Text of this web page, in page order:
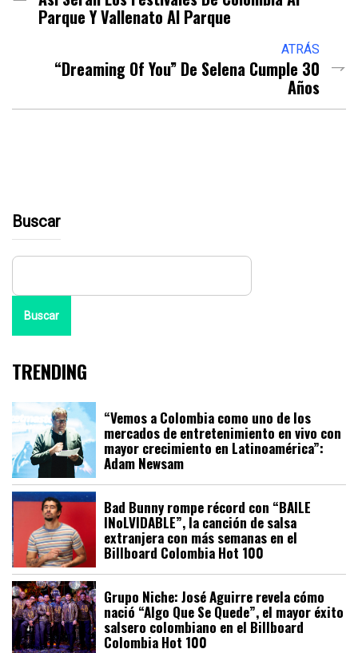
Parque Y Vallenato Al Parque
ATRÁS
“Dreaming Of You” De Selena Cumple 30
Años
Buscar
Buscar
TRENDING
“Vemos a Colombia como uno de los
mercados de entretenimiento en vivo con
mayor crecimiento en Latinoamérica”:
Adam Newsam
Bad Bunny rompe récord con “BAILE
INoLVIDABLE”, la canción de salsa
extranjera con más semanas en el
Billboard Colombia Hot 100
Grupo Niche: José Aguirre revela cómo
nació “Algo Que Se Quede”, el mayor éxito
salsero colombiano en el Billboard
Colombia Hot 100